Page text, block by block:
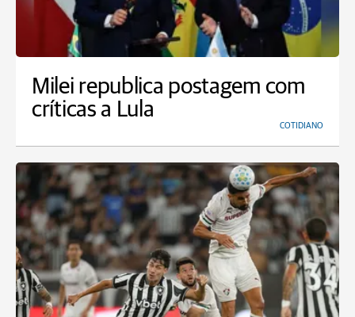
Milei republica postagem com
críticas a Lula
COTIDIANO